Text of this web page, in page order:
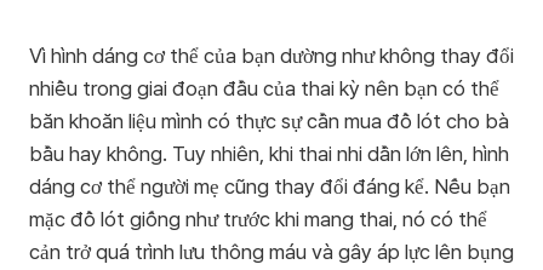
Vì hình dáng cơ thể của bạn dường như không thay đổi
nhiều trong giai đoạn đầu của thai kỳ nên bạn có thể
băn khoăn liệu mình có thực sự cần mua đồ lót cho bà
bầu hay không. Tuy nhiên, khi thai nhi dần lớn lên, hình
dáng cơ thể người mẹ cũng thay đổi đáng kể. Nếu bạn
mặc đồ lót giống như trước khi mang thai, nó có thể
cản trở quá trình lưu thông máu và gây áp lực lên bụng